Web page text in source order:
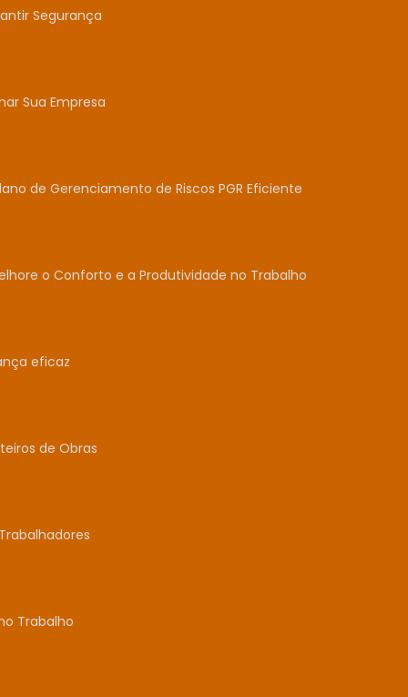
Segurança
Sua Empresa
de Gerenciamento de Riscos PGR Eficiente
o Conforto e a Produtividade no Trabalho
eficaz
de Obras
Trabalho